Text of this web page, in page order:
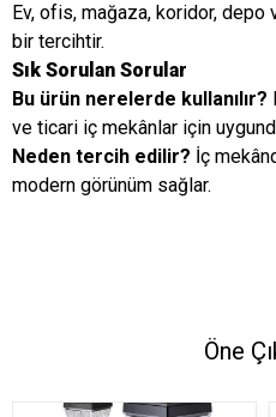
Ev, ofis, mağaza, koridor,
bir tercihtir.
Sık Sorulan Sorular
Bu ürün nerelerde kullanılır?
ve ticari iç mekânlar için
Neden tercih edilir? İç
modern görünüm sağlar.
Öne